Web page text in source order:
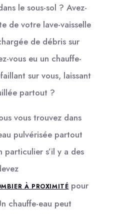
le sous-sol ? Avez-
de votre lave-vaisselle
de débris sur
vous eu un chauffe-
sur vous, laissant
partout ?
vous trouvez dans
pulvérisée partout
particulier s’il y a des
À PROXIMITÉ pour
chauffe-eau peut